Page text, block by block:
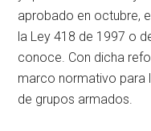
aprobado en octubre,
la Ley 418 de 1997 o
conoce. Con dicha
marco normativo para
de grupos armados.